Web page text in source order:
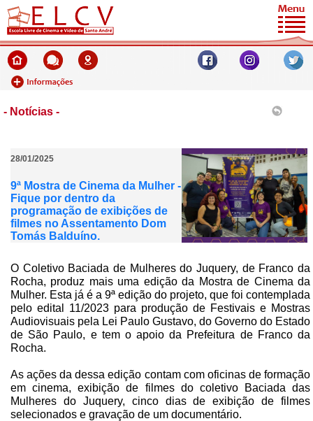
- Notícias -
28/01/2025
9ª Mostra de Cinema da Mulher -
Fique por dentro da
programação de exibições de
filmes no Assentamento Dom
Tomás Balduíno.
O Coletivo Baciada de Mulheres do Juquery, de Franco da
Rocha, produz mais uma edição da Mostra de Cinema da
Mulher. Esta já é a 9ª edição do projeto, que foi contemplada
pelo edital 11/2023 para produção de Festivais e Mostras
Audiovisuais pela Lei Paulo Gustavo, do Governo do Estado
de São Paulo, e tem o apoio da Prefeitura de Franco da
Rocha.
As ações da dessa edição contam com oficinas de formação
em cinema, exibição de filmes do coletivo Baciada das
Mulheres do Juquery, cinco dias de exibição de filmes
selecionados e gravação de um documentário.